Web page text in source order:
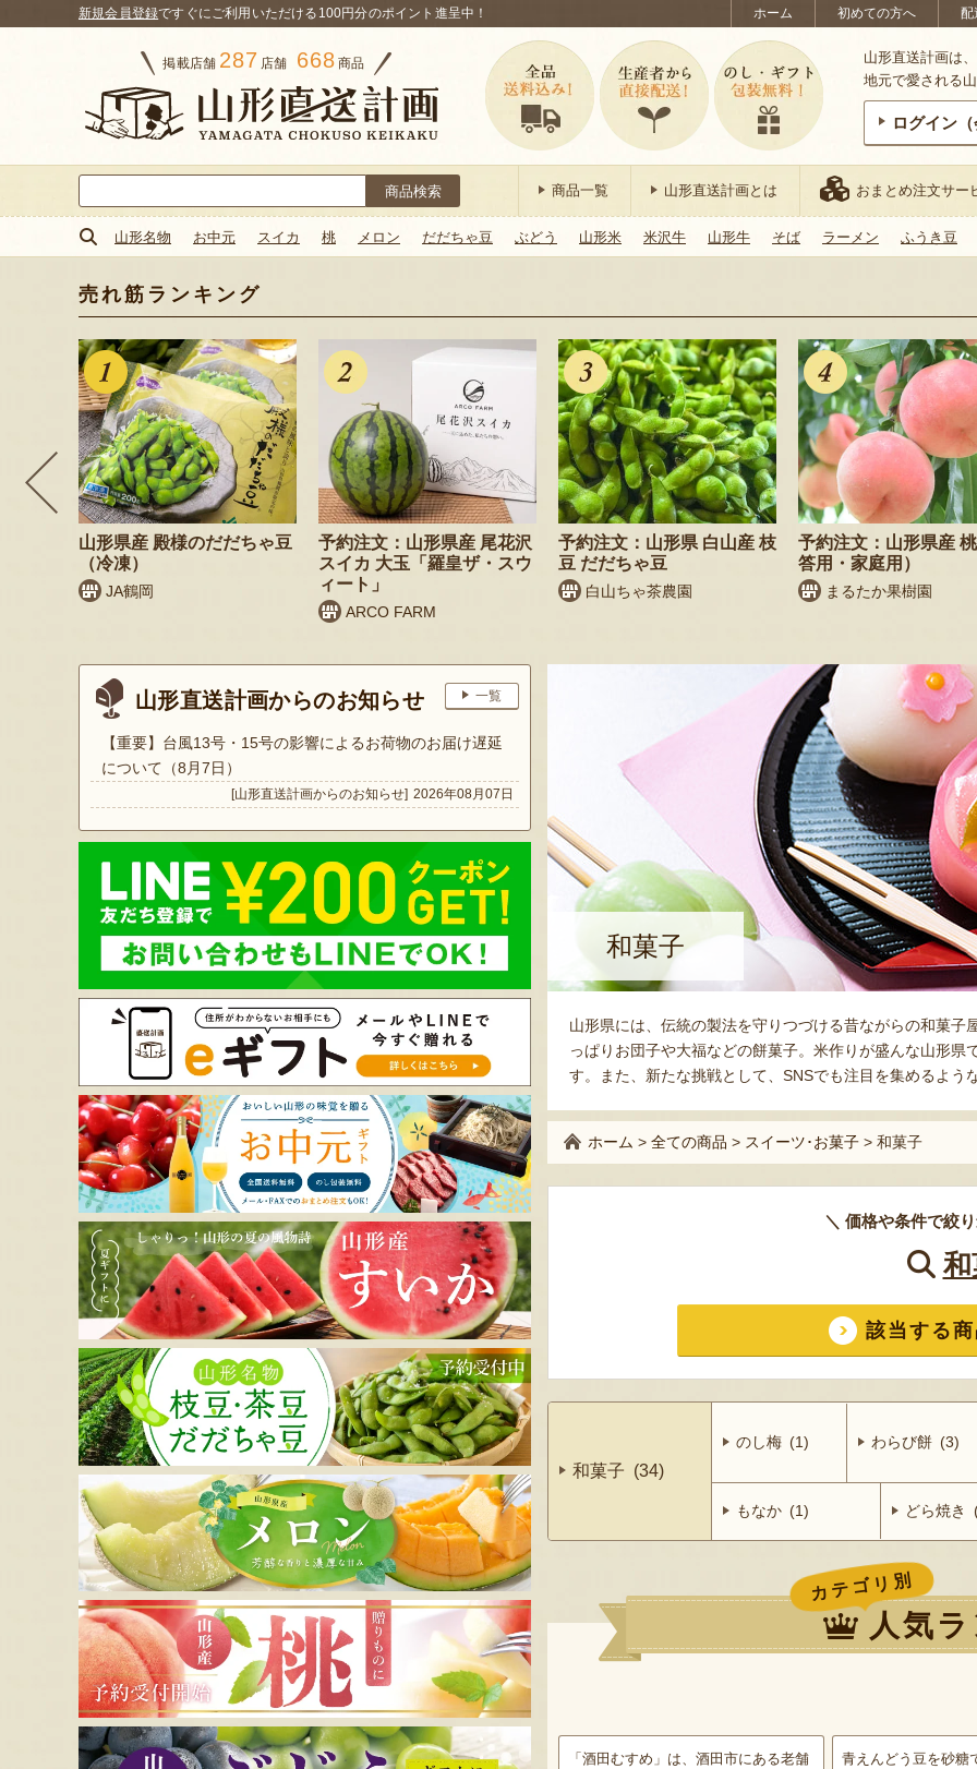
ホーム 初めての方へ 配
新規会員登録ですぐにご利用いただける100円分のポイント進呈中！
掲載店舗 287 店舗 668 商品
山形直送計画は
地元で愛される
ログイン
索:
商品一覧 山形直送計画とは おまとめ注文サー
山形名物 お中元 スイカ 桃 メロン だだちゃ豆 ぶどう 山形米 米沢牛 山形牛 そば ラーメン ふうき豆
売れ筋ランキング
山形県産 殿様のだだちゃ豆
（冷凍）
JA鶴岡
予約注文：山形県産 尾花沢
スイカ 大玉「羅皇ザ・スウ
ィート」
ARCO FARM
予約注文：山形県 白山産 枝
豆 だだちゃ豆
白山ちゃ茶農園
予約注文：山形県産
答用・家庭用）
まるたか果樹園
山形直送計画からのお知らせ 一覧
【重要】台風13号・15号の影響によるお荷物のお届け遅延
について（8月7日）
[山形直送計画からのお知らせ] 2026年08月07日
和菓子
山形県には、伝統の製法を守りつづける昔ながらの和菓
っぱりお団子や大福などの餅菓子。米作りが盛んな山形
す。また、新たな挑戦として、SNSでも注目を集めるよう
ホーム > 全ての商品 > スイーツ･お菓子 > 和菓子
＼ 価格や条件で絞
該当する
和菓子 (34)
のし梅 (1) わらび餅 (3)
もなか (1) どら焼き
カテゴリ別
人気
「酒田むすめ」は、酒田市にある老舗
青えんどう豆を砂糖